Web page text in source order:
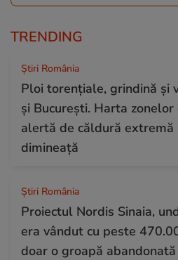
TRENDING
Știri România
Ploi torențiale, grindină și
și București. Harta
alertă de căldură extremă
dimineață
Știri România
Proiectul Nordis Sinaia,
era vândut cu peste
doar o groapă